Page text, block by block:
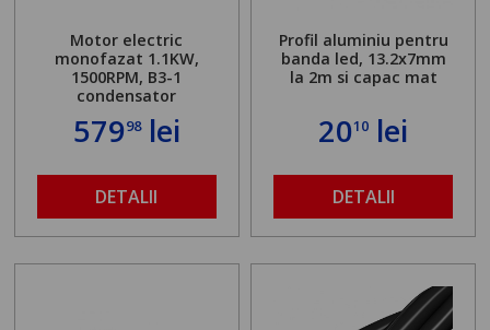
Motor electric
monofazat 1.1KW,
1500RPM, B3-1
condensator
57998lei
DETALII
Profil aluminiu pentru
banda led, 13.2x7mm
la 2m si capac mat
2010 lei
DETALII